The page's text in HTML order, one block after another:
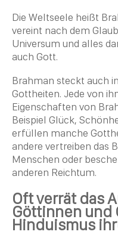
Die Weltseele heißt
vereint nach dem
Universum und alles
auch Gott.
Brahman steckt auch
Gottheiten. Jede von
Eigenschaften von
Beispiel Glück,
erfüllen manche
andere vertreiben das
Menschen oder
anderen Reichtum.
Oft verrät das
Göttinnen und
Hinduismus